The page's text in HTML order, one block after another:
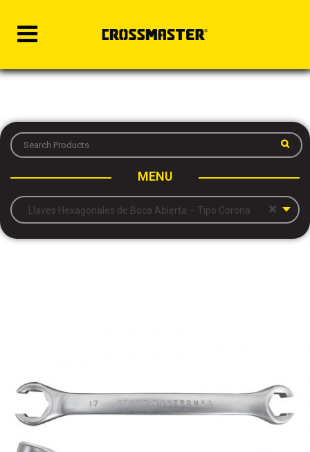
MENU
×
Llaves Hexagonales de Boca Abierta – Tipo Corona